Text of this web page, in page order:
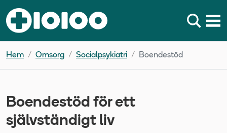
Hem Omsorg Socialpsykiatri Boendestöd
Boendestöd för ett
självständigt liv